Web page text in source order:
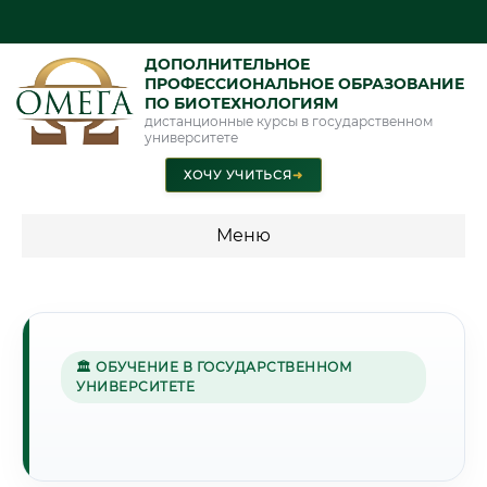
ДОПОЛНИТЕЛЬНОЕ
ПРОФЕССИОНАЛЬНОЕ ОБРАЗОВАНИЕ
ПО БИОТЕХНОЛОГИЯМ
дистанционные курсы в государственном
университете
ХОЧУ УЧИТЬСЯ➜
Меню
🏛 ОБУЧЕНИЕ В ГОСУДАРСТВЕННОМ
УНИВЕРСИТЕТЕ